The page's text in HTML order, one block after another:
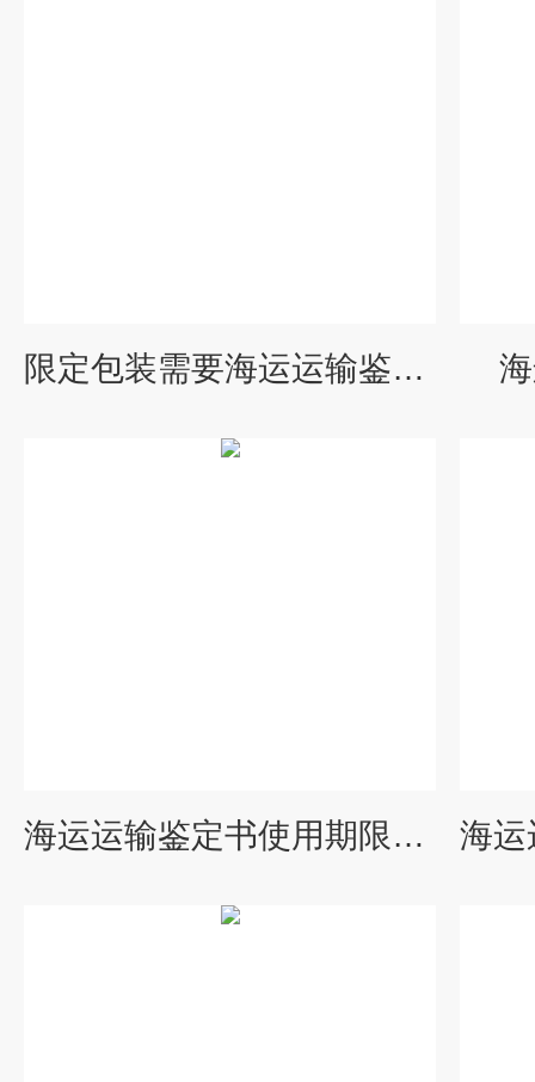
限定包装需要海运运输鉴定书吗
海运运输鉴定书使用期限是多久